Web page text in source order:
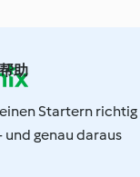
帮助
Startern richtig
und genau daraus